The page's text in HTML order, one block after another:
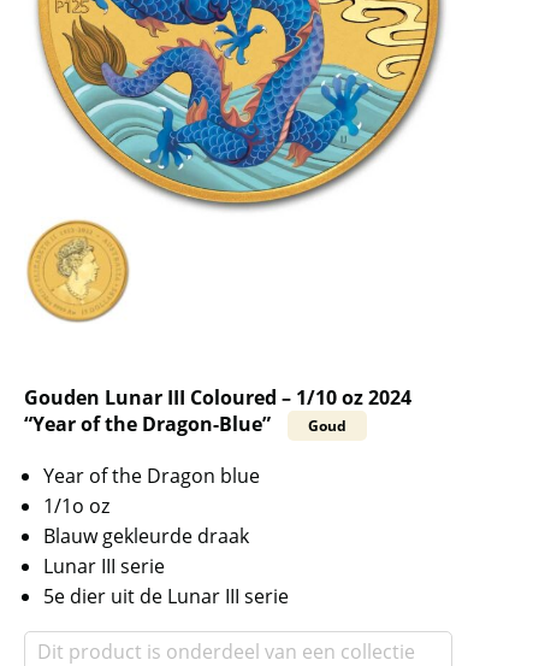
Gouden Lunar III Coloured – 1/10 oz 2024
“Year of the Dragon-Blue”
Goud
Year of the Dragon blue
1/1o oz
Blauw gekleurde draak
Lunar III serie
5e dier uit de Lunar III serie
Dit product is onderdeel van een collectie